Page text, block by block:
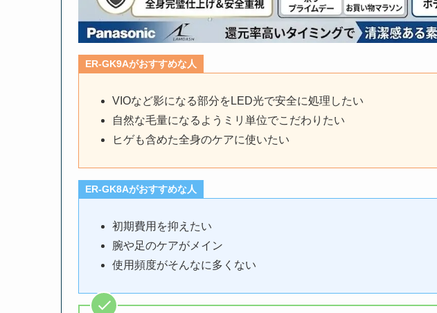
ER-GK9Aがおすすめな人
VIOなど影になる部分をLED光で安全に処理したい
自然な毛量になるようミリ単位でこだわりたい
ヒゲも含めた全身のケアに使いたい
ER-GK8Aがおすすめな人
初期費用を抑えたい
腕や足のケアがメイン
使用頻度がそんなに多くない